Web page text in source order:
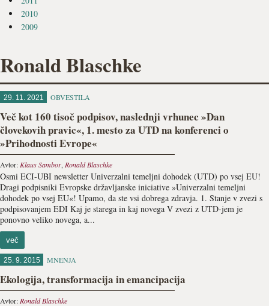
2010
2009
Ronald Blaschke
29. 11. 2021 OBVESTILA
Več kot 160 tisoč podpisov, naslednji vrhunec »Dan
človekovih pravic«, 1. mesto za UTD na konferenci o
»Prihodnosti Evrope«
Avtor: Klaus Sambor, Ronald Blaschke
Osmi ECI-UBI newsletter Univerzalni temeljni dohodek (UTD) po vsej EU!
Dragi podpisniki Evropske državljanske iniciative »Univerzalni temeljni
dohodek po vsej EU«! Upamo, da ste vsi dobrega zdravja. 1. Stanje v zvezi s
podpisovanjem EDI Kaj je starega in kaj novega V zvezi z UTD-jem je
ponovno veliko novega, a...
več
25. 9. 2015 MNENJA
Ekologija, transformacija in emancipacija
Avtor: Ronald Blaschke